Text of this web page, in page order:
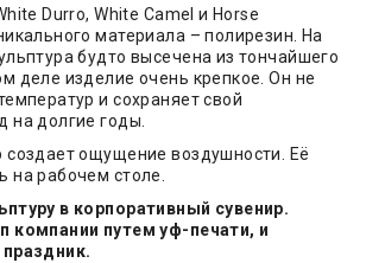
Durro, White Camel и Horse
материала – полирезин. На
будто высечена из тончайшего
деле изделие очень крепкое. Он не
и сохраняет свой
на долгие годы.
создает ощущение воздушности. Её
на рабочем столе.
в корпоративный сувенир.
компании путем уф-печати, и